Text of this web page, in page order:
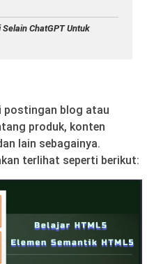
ChatGPT Untuk
postingan blog atau
produk, konten
lain sebagainya.
terlihat seperti berikut: